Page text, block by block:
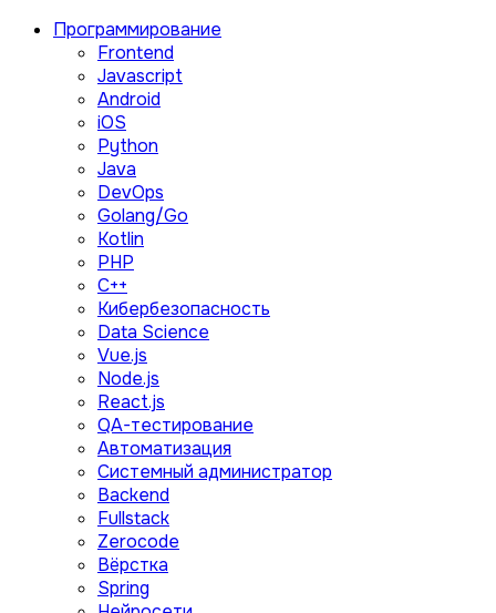
Программирование
Frontend
Javascript
Android
iOS
Python
Java
DevOps
Golang/Go
Kotlin
PHP
C++
Кибербезопасность
Data Science
Vue.js
Node.js
React.js
QA-тестирование
Автоматизация
Системный администратор
Backend
Fullstack
Zerocode
Вёрстка
Spring